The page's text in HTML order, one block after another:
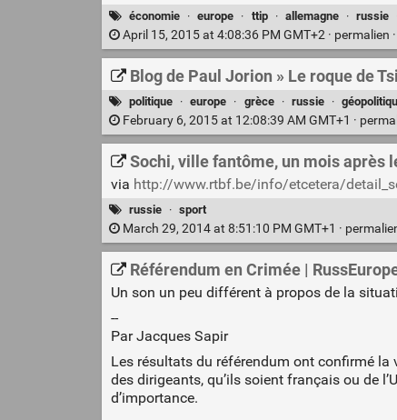
économie · europe · ttip · allemagne · russie
April 15, 2015 at 4:08:36 PM GMT+2 · permalien ·
Blog de Paul Jorion » Le roque de
politique · europe · grèce · russie ·
February 6, 2015 at 12:08:39 AM GMT+1 ·
Sochi, ville fantôme, un mois après
via http://www.rtbf.be/info/etcetera/
russie · sport
March 29, 2014 at 8:51:10 PM GMT+1 ·
Référendum en Crimée |
Un son un peu différent à propos de la
--
Par Jacques Sapir
Les résultats du référendum ont confirmé la
des dirigeants, qu’ils soient français ou de
d’importance.